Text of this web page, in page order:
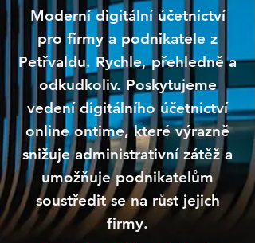
Moderní digitální účetnictví
pro firmy a podnikatele z
Petřvaldu. Rychle, přehledně a
odkudkoliv. Poskytujeme
vedení digitálního účetnictví
online ontime, které výrazně
snižuje administrativní zátěž a
umožňuje podnikatelům
soustředit se na růst jejich
firmy.